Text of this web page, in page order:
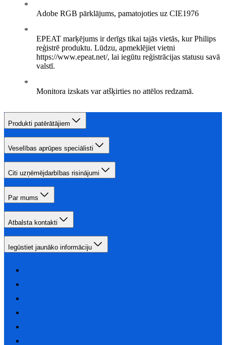
Adobe RGB pārklājums, pamatojoties uz CIE1976
EPEAT marķējums ir derīgs tikai tajās vietās, kur Philips
reģistrē produktu. Lūdzu, apmeklējiet vietni
https://www.epeat.net/, lai iegūtu reģistrācijas statusu savā
valstī.
Monitora izskats var atšķirties no attēlos redzamā.
Produkti patērātājiem
Veselības aprūpes speciālisti
Citi uzņēmējdarbības risinājumi
Par mums
Atbalsta kontakti
Iegūstiet jaunāko informāciju